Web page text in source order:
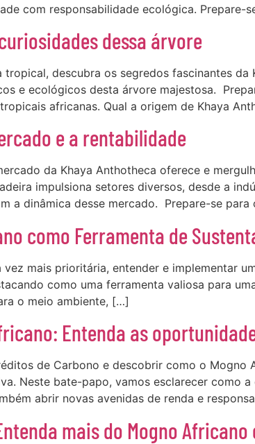
com responsabilidade ecológica.
dessa árvore
descubra os segredos fascinantes
e ecológicos desta árvore majestosa.
africanas. Qual a origem de Khaya
e a rentabilidade
da Khaya Anthotheca oferece e
impulsiona setores diversos, desde a
a dinâmica desse mercado. Prepare-se
como Ferramenta de
mais prioritária, entender e implementar
como uma ferramenta valiosa para
o meio ambiente, […]
Entenda as
de Carbono e descobrir como o Mogno
Neste bate-papo, vamos esclarecer como
abrir novas avenidas de renda e
mais do Mogno Africano